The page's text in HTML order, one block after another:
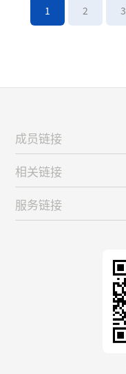
1 2 3
成员链接
相关链接
服务链接